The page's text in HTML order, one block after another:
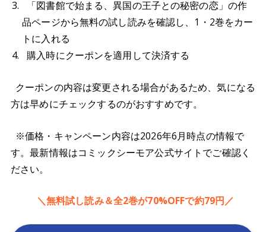
「図書館で始まる、異国の王子との秘密の恋」の作
品ページから無料の試し読みを確認し、1・2巻をカー
トに入れる
購入時にクーポンを適用して決済する
クーポンの内容は変更される場合があるため、気になる
方は早めにチェックするのがおすすめです。
※価格・キャンペーン内容は2026年6月時点の情報で
す。最新情報はコミックシーモア公式サイトでご確認く
ださい。
＼無料試し読み＆全2巻が70%OFFで約79円／